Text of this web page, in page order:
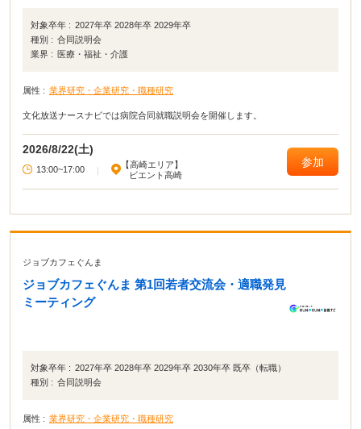
対象卒年 : 2027年卒 2028年卒 2029年卒
種別 : 合同説明会
業界 :
医療・福祉・介護
属性 : 業界研究・企業研究・職種研究
文化放送ナースナビでは病院合同就職説明会を開催します。
2026/8/22(土)
13:00~17:00 |
【高崎エリア】
ビエント高崎
参加
ジョブカフェぐんま
ジョブカフェぐんま 第1回若者交流会・適職発見
ミーティング
対象卒年 : 2027年卒 2028年卒 2029年卒 2030年卒 既卒（転職）
種別 : 合同説明会
属性 : 業界研究・企業研究・職種研究